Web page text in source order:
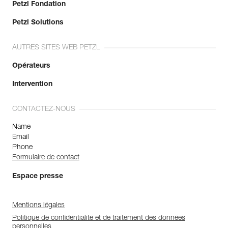
Petzl Fondation
Petzl Solutions
AUTRES SITES WEB PETZL
Opérateurs
Intervention
CONTACTEZ-NOUS
Name
Email
Phone
Formulaire de contact
Espace presse
Mentions légales
Politique de confidentialité et de traitement des données